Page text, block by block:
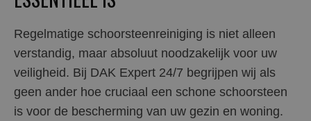
Regelmatige schoorsteenreiniging is niet alleen
verstandig, maar absoluut noodzakelijk voor uw
veiligheid. Bij DAK Expert 24/7 begrijpen wij als
geen ander hoe cruciaal een schone schoorsteen
is voor de bescherming van uw gezin en woning.